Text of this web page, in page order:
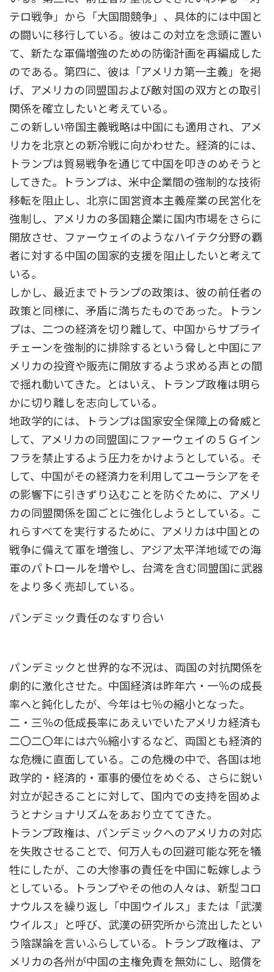
テロ戦争」から「大国間競争」、具体的には中国と
の闘いに移行している。彼はこの対立を念頭に置い
て、新たな軍備増強のための防衛計画を再編成した
のである。第四に、彼は「アメリカ第一主義」を掲
げ、アメリカの同盟国および敵対国の双方との取引
関係を確立したいと考えている。
この新しい帝国主義戦略は中国にも適用され、アメ
リカを北京との新冷戦に向かわせた。経済的には、
トランプは貿易戦争を通じて中国を叩きのめそうと
してきた。トランプは、米中企業間の強制的な技術
移転を阻止し、北京に国営資本主義産業の民営化を
強制し、アメリカの多国籍企業に国内市場をさらに
開放させ、ファーウェイのようなハイテク分野の覇
者に対する中国の国家的支援を阻止したいと考えて
いる。
しかし、最近までトランプの政策は、彼の前任者の
政策と同様に、矛盾に満ちたものであった。トラン
プは、二つの経済を切り離して、中国からサプライ
チェーンを強制的に排除するという脅しと中国にア
メリカの投資や販売に開放するよう求める声との間
で揺れ動いてきた。とはいえ、トランプ政権は明ら
かに切り離しを志向している。
地政学的には、トランプは国家安全保障上の脅威と
して、アメリカの同盟国にファーウェイの５Ｇイン
フラを禁止するよう圧力をかけようとしている。そ
して、中国がその経済力を利用してユーラシアをそ
の影響下に引きずり込むことを防ぐために、アメリ
カの同盟関係を国ごとに強化しようとしている。こ
れらすべてを実行するために、アメリカは中国との
戦争に備えて軍を増強し、アジア太平洋地域での海
軍のパトロールを増やし、台湾を含む同盟国に武器
をより多く売却している。
パンデミック責任のなすり合い
パンデミックと世界的な不況は、両国の対抗関係を
劇的に激化させた。中国経済は昨年六・一％の成長
率へと鈍化したが、今年は七％の縮小となった。
二・三％の低成長率にあえいでいたアメリカ経済も
二〇二〇年には六％縮小するなど、両国とも経済的
な危機に直面している。この危機の中で、各国は地
政学的・経済的・軍事的優位をめぐる、さらに鋭い
対立が起きることに対して、国内での支持を固めよ
うとナショナリズムをあおり立ててきた。
トランプ政権は、パンデミックへのアメリカの対応
を失敗させることで、何万人もの回避可能な死を犠
牲にしたが、この大惨事の責任を中国に転嫁しよう
としている。トランプやその他の人々は、新型コロ
ナウルスを繰り返し「中国ウイルス」または「武漢
ウイルス」と呼び、武漢の研究所から流出したとい
う陰謀論を言いふらしている。トランプ政権は、ア
メリカの各州が中国の主権免責を無効にし、賠償を